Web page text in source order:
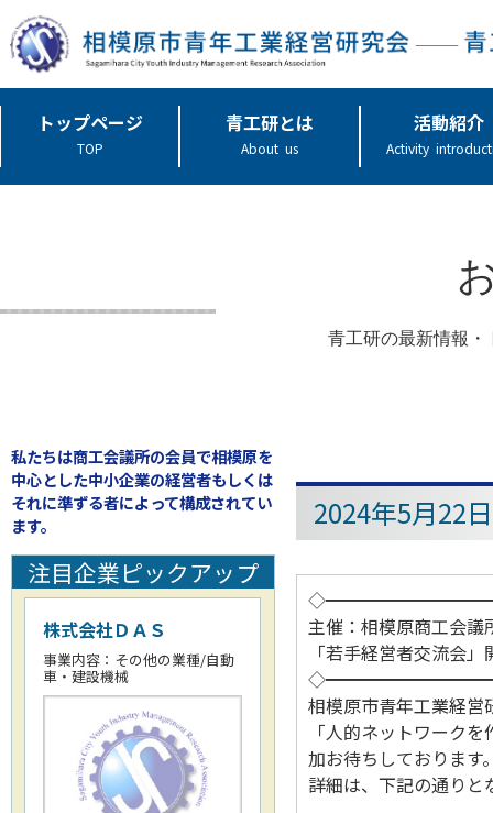
トップページ
TOP
青工研とは
About us
活動紹介
Activity
青工研の最新情報
私たちは商工会議所の会員で相模原を
中心とした中小企業の経営者もしくは
それに準ずる者によって構成されてい
ます。
注目企業ピックアップ
株式会社ＤＡＳ
事業内容：その他の業種/自動
車・建設機械
2024年5月22
主催：相模原商工会
「若手経営者交流会
相模原市青年工業経営
「人的ネットワーク
加お待ちしております
詳細は、下記の通りと